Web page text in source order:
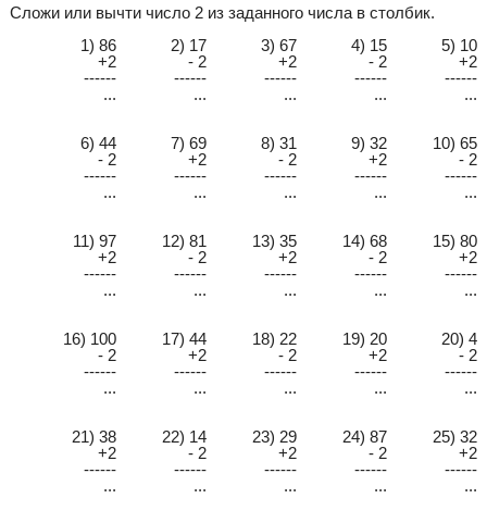
Сложи или вычти число 2 из заданного числа в столбик.
1) 86
2) 17 3) 67 4) 15
5) 10
+2
- 2 +2 - 2
+2
------
------ ------ ------
------
...
... ... ... ...
6) 44 7) 69 8) 31 9) 32
10) 65
- 2
+2 - 2 +2
- 2
------
------ ------ ------
------
...
... ... ... ...
11) 97 12) 81 13) 35 14) 68
15) 80
+2
- 2 +2 - 2
+2
------
------ ------ ------
------
...
... ... ... ...
16) 100 17) 44 18) 22 19) 20
20) 4
- 2
+2 - 2 +2
- 2
------
------ ------ ------
------
...
... ... ... ...
21) 38 22) 14 23) 29 24) 87
25) 32
+2
- 2 +2 - 2
+2
------
------ ------ ------
------
...
... ... ... ...